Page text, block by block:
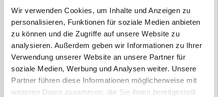
Wir verwenden Cookies, um Inhalte und Anzeigen zu
personalisieren, Funktionen für soziale Medien anbieten
zu können und die Zugriffe auf unsere Website zu
analysieren. Außerdem geben wir Informationen zu Ihrer
Verwendung unserer Website an unsere Partner für
soziale Medien, Werbung und Analysen weiter. Unsere
Partner führen diese Informationen möglicherweise mit
weiteren Daten zusammen, die Sie ihnen bereitgestellt
Defibrillator Defigard Touch 7 Modell 03
12K, Spo2, NIBP, MAN, Pacer
14.815,50€